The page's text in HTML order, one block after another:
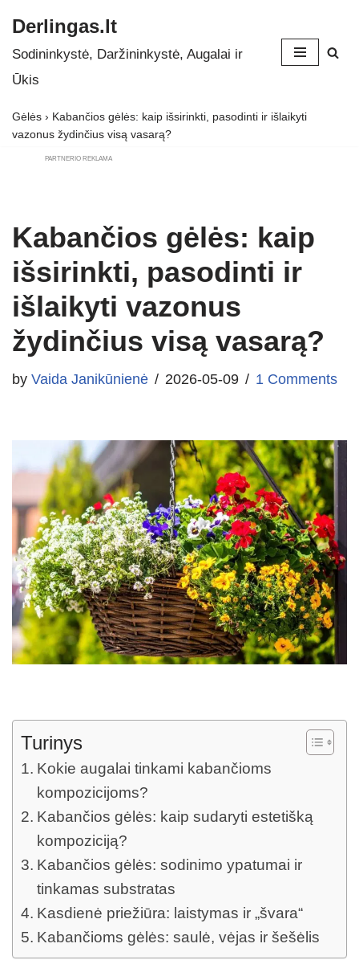
Skip
to
Derlingas.lt
Sodininkystė, Daržininkystė, Augalai ir
Ūkis
Gėlės › Kabančios gėlės: kaip išsirinkti, pasodinti ir išlaikyti
vazonus žydinčius visą vasarą?
PARTNERIO REKLAMA
Kabančios gėlės: kaip
išsirinkti, pasodinti ir
išlaikyti vazonus
žydinčius visą vasarą?
by Vaida Janikūnienė 2026-05-09 1 Comments
Turinys
Kokie augalai tinkami kabančioms
kompozicijoms?
Kabančios gėlės: kaip sudaryti estetišką
kompoziciją?
Kabančios gėlės: sodinimo ypatumai ir
tinkamas substratas
Kasdienė priežiūra: laistymas ir „švara“
Kabančioms gėlės: saulė, vėjas ir šešėlis